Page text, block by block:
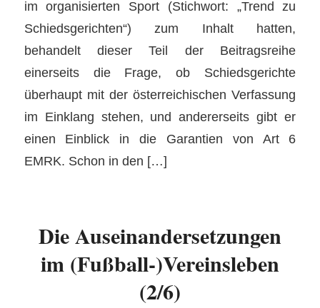
im organisierten Sport (Stichwort: „Trend zu
Schiedsgerichten“) zum Inhalt hatten,
behandelt dieser Teil der Beitragsreihe
einerseits die Frage, ob Schiedsgerichte
überhaupt mit der österreichischen Verfassung
im Einklang stehen, und andererseits gibt er
einen Einblick in die Garantien von Art 6
EMRK. Schon in den […]
Die Auseinandersetzungen
im (Fußball-)Vereinsleben
(2/6)